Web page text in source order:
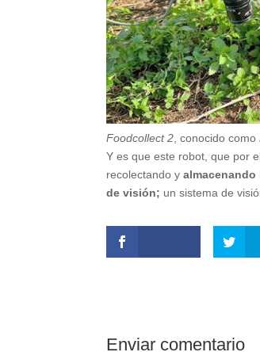
Foodcollect 2 , conocido como
Y es que este robot, que por
recolectando yalmacenando
de visión; un sistema de
Enviar comentario